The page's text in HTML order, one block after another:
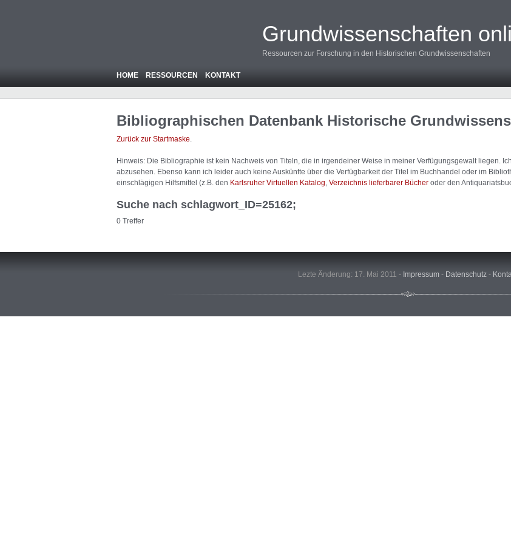
Grundwissenschaften
Ressourcen zur Forschung in den Historischen Grundwissenschaften
HOME RESSOURCEN KONTAKT
Bibliographischen Datenbank Historische
Zurück zur Startmaske.
Hinweis: Die Bibliographie ist kein Nachweis von Titeln, die in irgendeiner Weise in meiner Verfügungsgewalt liegen.
abzusehen. Ebenso kann ich leider auch keine Auskünfte über die Verfügbarkeit der Titel im Buchhandel oder im
einschlägigen Hilfsmittel (z.B. den Karlsruher Virtuellen Katalog Verzeichnis lieferbarer Bücher oder den
Suche nach schlagwort_ID=25162;
0 Treffer
Lezte Änderung: 17. Mai 2011 - Impressum - Datenschutz -